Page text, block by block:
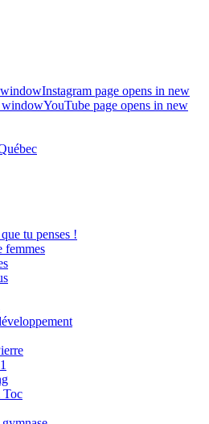
windowInstagram page opens in new
windowYouTube page opens in new
tu penses !
femmes
Toc